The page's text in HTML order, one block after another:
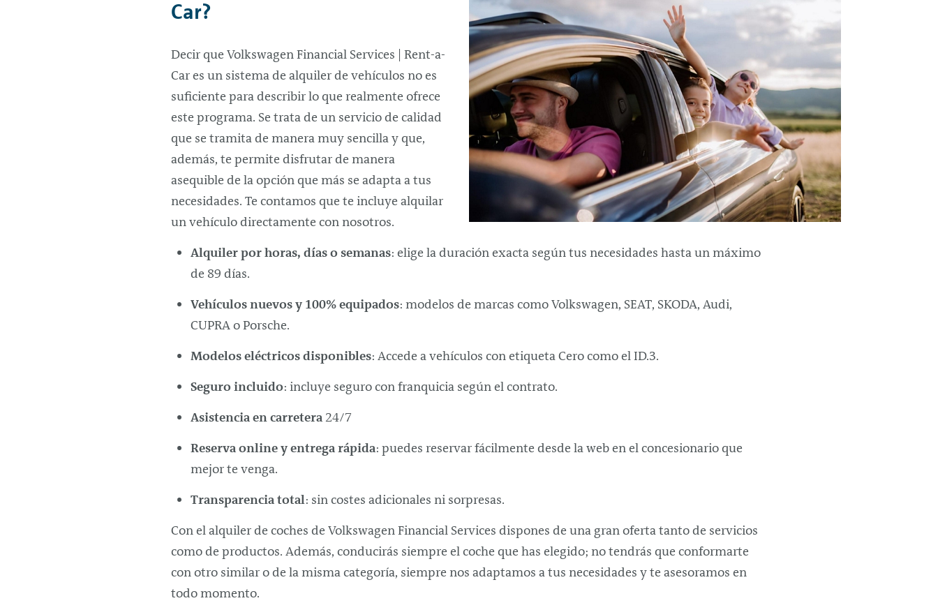
Car?
Decir que Volkswagen Financial Services |Rent-a-
Cares un sistema de alquiler de vehículos no es
suficiente para describir lo que realmente ofrece
este programa. Se trata de un servicio de calidad
que se tramita de manera muy sencilla y que,
además, te permite disfrutar de manera
asequible de la opción que más se adapta a tus
necesidades. Te contamos que te incluye alquilar
un vehículo directamente con nosotros.
Alquiler por horas, días o semanas: elige la duración exacta según tus necesidades hasta un máximo
de 89 días.
Vehículos nuevos y 100% equipados: modelos de marcas como Volkswagen, SEAT, SKODA, Audi,
CUPRA o Porsche.
Modelos eléctricos disponibles: Accede a vehículos con etiqueta Cero como el ID.3.
Seguro incluido: incluye seguro con franquicia según el contrato.
Asistencia en carretera24/7
Reservaonliney entrega rápida: puedes reservar fácilmente desde la web en el concesionario que
mejor te venga.
Transparencia total: sin costes adicionales ni sorpresas.
Con el alquiler de coches de Volkswagen Financial Services dispones de una gran oferta tanto de servicios
como de productos. Además, conducirás siempre el coche que has elegido; no tendrás que conformarte
con otro similar o de la misma categoría, siempre nos adaptamos a tus necesidades y te asesoramos en
todo momento.